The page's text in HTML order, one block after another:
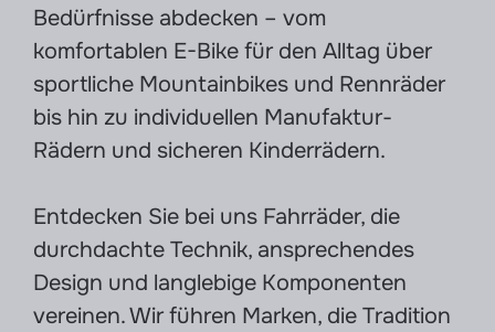
Bedürfnisse abdecken – vom
komfortablen E-Bike für den Alltag über
sportliche Mountainbikes und Rennräder
bis hin zu individuellen Manufaktur-
Rädern und sicheren Kinderrädern.
Entdecken Sie bei uns Fahrräder, die
durchdachte Technik, ansprechendes
Design und langlebige Komponenten
vereinen. Wir führen Marken, die Tradition